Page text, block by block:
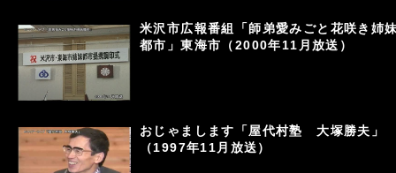
米沢市広報番組「師弟愛みごと花咲き姉
都市」東海市（2000年11月放送）
おじゃまします「屋代村塾 大塚勝夫」
（1997年11月放送）